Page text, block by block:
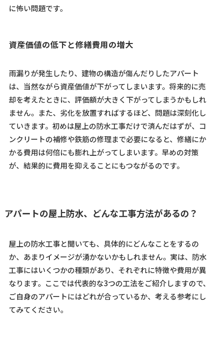
に怖い問題です。
資産価値の低下と修繕費用の増大
雨漏りが発生したり、建物の構造が傷んだりしたアパート
は、当然ながら資産価値が下がってしまいます。将来的に売
却を考えたときに、評価額が大きく下がってしまうかもしれ
ません。また、劣化を放置すればするほど、問題は深刻化し
ていきます。初めは屋上の防水工事だけで済んだはずが、コ
ンクリートの補修や鉄筋の修理まで必要になると、修繕にか
かる費用は何倍にも膨れ上がってしまいます。早めの対策
が、結果的に費用を抑えることにもつながるのです。
アパートの屋上防水、どんな工事方法があるの？
屋上の防水工事と聞いても、具体的にどんなことをするの
か、あまりイメージが湧かないかもしれません。実は、防水
工事にはいくつかの種類があり、それぞれに特徴や費用が異
なります。ここでは代表的な3つの工法をご紹介しますので、
ご自身のアパートにはどれが合っているか、考える参考にし
てみてください。